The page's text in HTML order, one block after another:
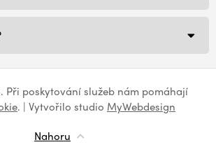
. Při poskytování služeb nám pomáhají
. | Vytvořilo studio MyWebdesign
Nahoru